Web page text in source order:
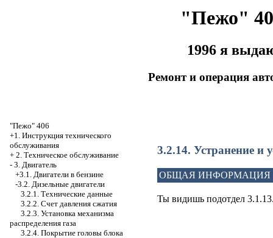
"Пежо"
1996 я
Ремонт и операция
"Пежо" 406
+1. Инструкция технического
обслуживания
+ 2. Техническое обслуживание
- 3. Двигатель
+3.1. Двигатели в бензине
-3.2. Дизельные двигатели
3.2.1. Технические данные
3.2.2. Счет давления сжатия
3.2.3. Установка механизма
распределения газа
3.2.4. Покрытие головы блока
3.2.14. Устранение и
ОБЩАЯ ИНФОРМАЦИЯ
Ты видишь подотдел